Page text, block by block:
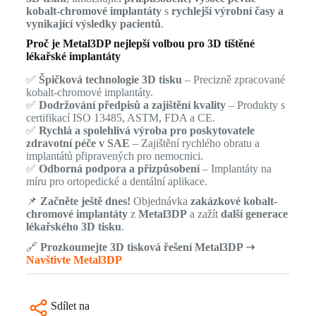
kobalt-chromové implantátys rychlejší výrobní časy a
vynikající výsledky pacientů.
Proč je Metal3DP nejlepší volbou pro 3D tištěné
lékařské implantáty
✅ Špičková technologie 3D tisku – Precizně zpracované
kobalt-chromové implantáty.
✅ Dodržování předpisů a zajištění kvality– Produkty s
certifikací ISO 13485, ASTM, FDA a CE.
✅ Rychlá a spolehlivá výroba pro poskytovatele
zdravotní péče v SAE – Zajištění rychlého obratu a
implantátů připravených pro nemocnici.
✅ Odborná podpora a přizpůsobení– Implantáty na
míru pro ortopedické a dentální aplikace.
📌 Začněte ještě dnes! Objednávka zakázkové kobalt-
chromové implantátyz Metal3DPa zažít další generace
lékařského 3D tisku.
🔗 Prozkoumejte 3D tisková řešení Metal3DP ➝
Navštivte Metal3DP
Sdílet na